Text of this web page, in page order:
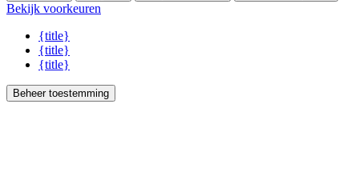
Bekijk voorkeuren
{title}
{title}
{title}
Beheer toestemming